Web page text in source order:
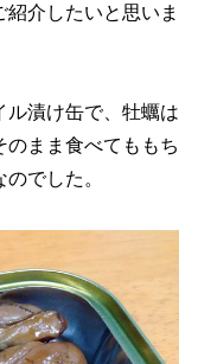
介したいと思いま
ル漬け缶で、牡蠣は
まま食べてももち
でした。